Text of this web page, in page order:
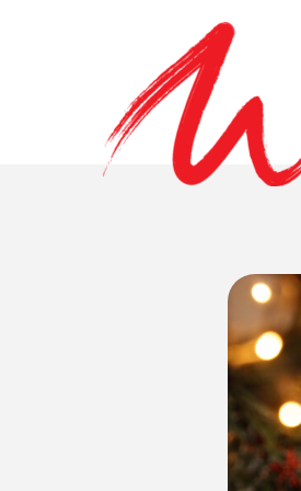
utilizzati si avvalgono di cookie
il consenso a tutti o ad alcuni cookie,
questa pagina, cliccando su un link o